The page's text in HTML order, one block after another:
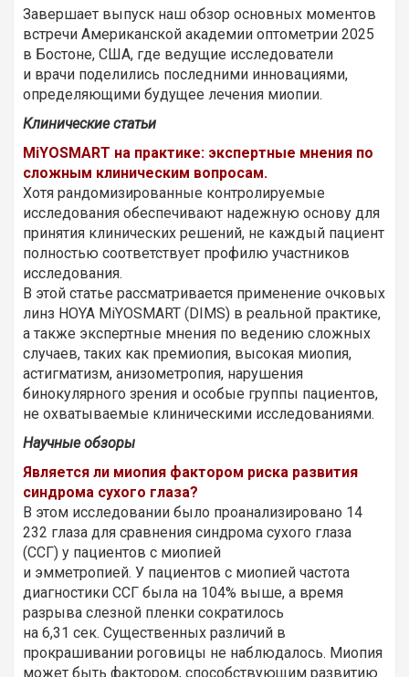
Завершает выпуск наш обзор основных моментов
встречи Американской академии оптометрии 2025
в Бостоне, США, где ведущие исследователи
и врачи поделились последними инновациями,
определяющими будущее лечения миопии.
Клинические статьи
MiYOSMART на практике: экспертные мнения по
сложным клиническим вопросам.
Хотя рандомизированные контролируемые
исследования обеспечивают надежную основу для
принятия клинических решений, не каждый пациент
полностью соответствует профилю участников
исследования.
В этой статье рассматривается применение очковых
линз HOYA MiYOSMART (DIMS) в реальной практике,
а также экспертные мнения по ведению сложных
случаев, таких как премиопия, высокая миопия,
астигматизм, анизометропия, нарушения
бинокулярного зрения и особые группы пациентов,
не охватываемые клиническими исследованиями.
Научные обзоры
Является ли миопия фактором риска развития
синдрома сухого глаза?
В этом исследовании было проанализировано 14
232 глаза для сравнения синдрома сухого глаза
(ССГ) у пациентов с миопией
и эмметропией. У пациентов с миопией частота
диагностики ССГ была на 104% выше, а время
разрыва слезной пленки сократилось
на 6,31 сек. Существенных различий в
прокрашивании роговицы не наблюдалось. Миопия
может быть фактором, способствующим развитию